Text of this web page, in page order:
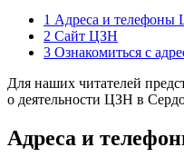
1 Адреса и телефоны
2 Сайт ЦЗН
3 Ознакомиться с
Для наших читателей
о деятельности ЦЗН в
Адреса и